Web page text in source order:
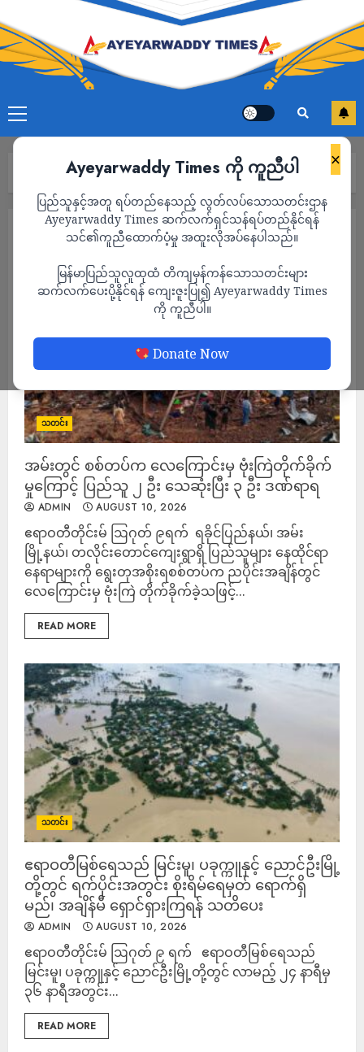
×
Ayeyarwaddy Times ကို ကူညီပါ
ပြည်သူနှင့်အတူ ရပ်တည်နေသည့် လွတ်လပ်သောသတင်းဌာန
Ayeyarwaddy Times ဆက်လက်ရှင်သန်ရပ်တည်နိုင်ရန်
သင်၏ကူညီထောက်ပံ့မှု အထူးလိုအပ်နေပါသည်။
မြန်မာပြည်သူလူထုထံ တိကျမှန်ကန်သောသတင်းများ
ဆက်လက်ပေးပို့နိုင်ရန် ကျေးဇူးပြု၍ Ayeyarwaddy Times
ကို ကူညီပါ။
Donate Now
သတင်း
သတင်း
သတင်း
‎အမ်းတွင် စစ်တပ်က လေကြောင်းမှ ဗုံးကြဲတိုက်ခိုက်
မှုကြောင့် ပြည်သူ ၂ ဦး သေဆုံးပြီး ၃ ဦး ဒဏ်ရာရ
ADMIN AUGUST 10, 2026
ဧရာဝတီတိုင်းမ် ‎ဩဂုတ် ၉ရက် ‎ ‎ရခိုင်ပြည်နယ်၊ အမ်း
မြို့နယ်၊ တလိုင်းတောင်ကျေးရွာရှိ ပြည်သူများ နေထိုင်ရာ
နေရာများကို ရွေးတုအစိုးရစစ်တပ်က ညပိုင်းအချိန်တွင်
လေကြောင်းမှ ဗုံးကြဲ တိုက်ခိုက်ခဲ့သဖြင့်...
READ MORE
သတင်း
ဧရာဝတီမြစ်ရေသည် မြင်းမူ၊ ပခုက္ကူနှင့် ညောင်ဦးမြို့
တို့တွင် ရက်ပိုင်းအတွင်း စိုးရိမ်ရေမှတ် ရောက်ရှိ
မည်၊ အချိန်မီ ရှောင်ရှားကြရန် သတိပေး
ADMIN AUGUST 10, 2026
ဧရာဝတီတိုင်းမ် ဩဂုတ် ၉ ရက် ဧရာဝတီမြစ်ရေသည်
မြင်းမူ၊ ပခုက္ကူနှင့် ညောင်ဦးမြို့တို့တွင် လာမည့် ၂၄ နာရီမှ
၃၆ နာရီအတွင်း...
READ MORE